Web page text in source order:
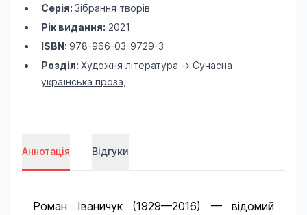
Серія: Зібрання творів
Рік видання: 2021
ISBN: 978-966-03-9729-3
Розділ: Художня література -> Сучасна
українська проза
Аннотація Відгуки
Роман Іваничук (1929—2016) — відомий